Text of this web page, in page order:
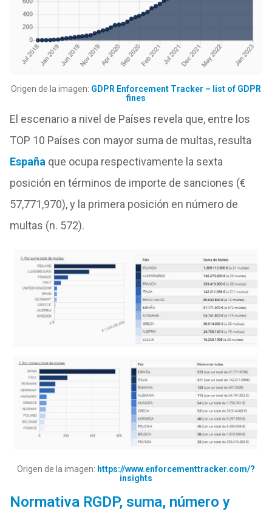
Origen de la imagen: GDPR Enforcement Tracker – list of GDPR
fines
El escenario a nivel de Países revela que, entre los
TOP 10 Países con mayor suma de multas, resulta
España que ocupa respectivamente la sexta
posición en términos de importe de sanciones (€
57,771,970), y la primera posición en número de
multas (n. 572).
Origen de la imagen: https://www.enforcementtracker.com/?
insights
Normativa RGDP, suma, número y